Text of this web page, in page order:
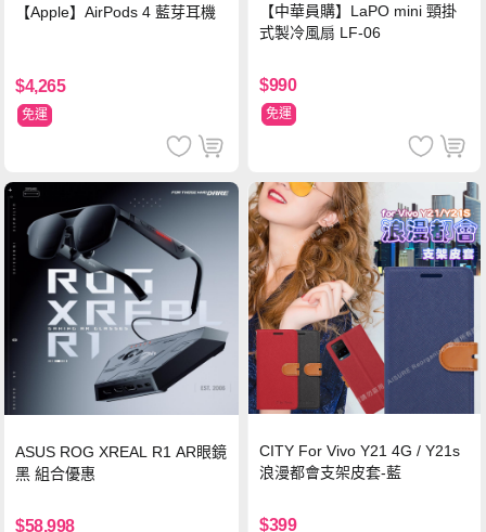
【Apple】AirPods 4 藍芽耳機
$4,265
免運
【中華員購】LaPO mini 頸掛
式製冷風扇 LF-06
$990
免運
ASUS ROG XREAL R1 AR眼鏡
黑 組合優惠
$58,998
CITY For Vivo Y21 4G / Y21s
浪漫都會支架皮套-藍
$399